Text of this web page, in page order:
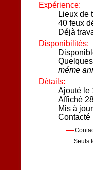
Expérience:
Lieux de
40 feux
Déjà
Disponibilités:
méme
Détails:
Ajouté le
Affiché
Mis à
Contacté
Seuls